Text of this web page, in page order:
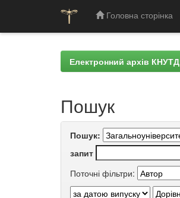
Головна сторінка
Електронний архів КНУТД
Пошук
Пошук:
запит
Поточні фільтри: